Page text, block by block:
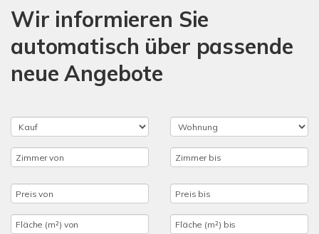
Wir informieren Sie
automatisch über passende
neue Angebote